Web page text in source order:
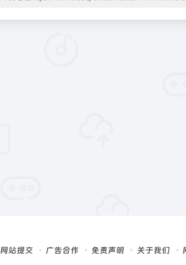
网站提交 广告合作 免责声明 关于我们